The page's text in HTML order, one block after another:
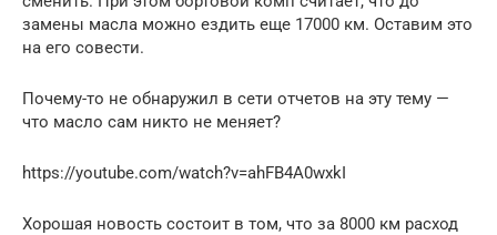
замены масла можно ездить еще 17000 км. Оставим это
на его совести.
Почему-то не обнаружил в сети отчетов на эту тему —
что масло сам никто не меняет?
https://youtube.com/watch?v=ahFB4A0wxkI
Хорошая новость состоит в том, что за 8000 км расход